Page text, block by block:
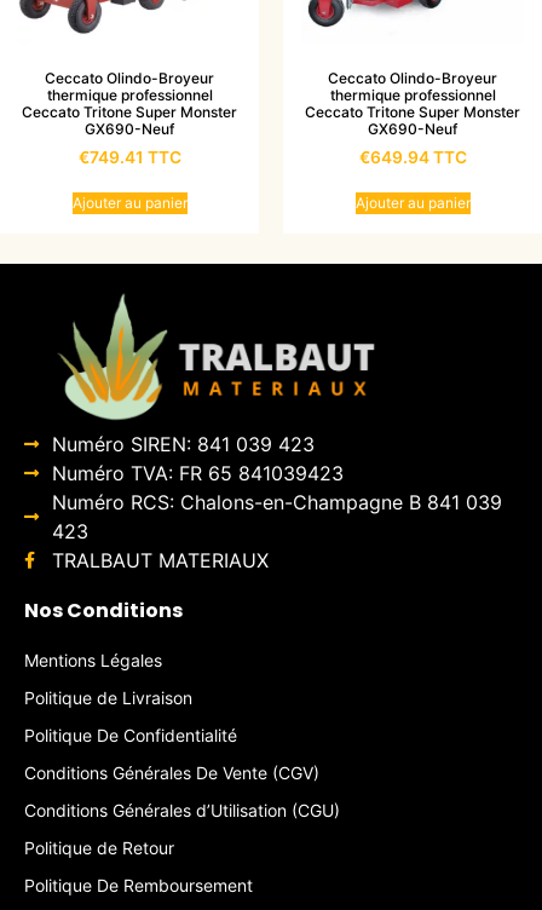
Ceccato Olindo-Broyeur
thermique professionnel
Ceccato Tritone Super Monster
GX690-Neuf
€749.41 TTC
Ajouter au panier
Ceccato Olindo-Broyeur
thermique professionnel
Ceccato Tritone Super Monster
GX690-Neuf
€649.94TTC
Ajouter au panier
Numéro SIREN: 841 039 423
Numéro TVA: FR 65 841039423
Numéro RCS: Chalons-en-Champagne B 841 039
423
TRALBAUT MATERIAUX
Nos Conditions
Mentions Légales
Politique de Livraison
Politique De Confidentialité
Conditions Générales De Vente (CGV)
Conditions Générales d’Utilisation (CGU)
Politique de Retour
Politique De Remboursement